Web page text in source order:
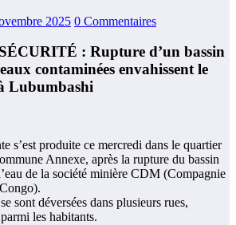
2025 0 Commentaires
: Rupture d’un bassin
contaminées envahissent le
Lubumbashi
s’est produite ce mercredi dans le quartier
Annexe, après la rupture du bassin
de la société minière CDM (Compagnie
sont déversées dans plusieurs rues,
les habitants.